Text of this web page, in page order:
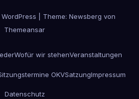
Theme: Newsberg von
Themeansar
Wofür wir stehenVeranstaltungen
OKVSatzungImpressum
Datenschutz